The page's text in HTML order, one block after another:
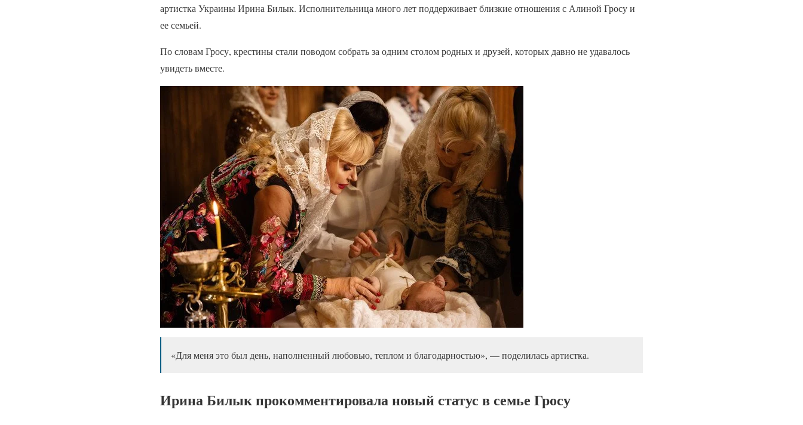
артистка Украины Ирина Билык. Исполнительница много лет поддерживает близкие отношения с Алиной Гросу и
ее семьей.
По словам Гросу, крестины стали поводом собрать за одним столом родных и друзей, которых давно не удавалось
увидеть вместе.
«Для меня это был день, наполненный любовью, теплом и благодарностью», — поделилась артистка.
Ирина Билык прокомментировала новый статус в семье Гросу